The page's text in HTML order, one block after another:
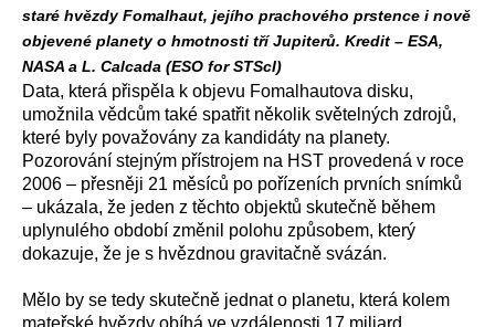
staré hvězdy Fomalhaut, jejího prachového prstence i nově
objevené planety o hmotnosti tří Jupiterů. Kredit – ESA,
NASA a L. Calcada (ESO for STScI)
Data, která přispěla k objevu Fomalhautova disku,
umožnila vědcům také spatřit několik světelných zdrojů,
které byly považovány za kandidáty na planety.
Pozorování stejným přístrojem na HST provedená v roce
2006 – přesněji 21 měsíců po pořízeních prvních snímků
– ukázala, že jeden z těchto objektů skutečně během
uplynulého období změnil polohu způsobem, který
dokazuje, že je s hvězdnou gravitačně svázán.
Mělo by se tedy skutečně jednat o planetu, která kolem
mateřské hvězdy obíhá ve vzdálenosti 17 miliard